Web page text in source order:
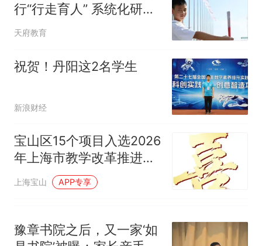
行“行走育人” 系统化研学
实践拓宽学生视野
天府教育
祝贺！丹阳这2名学生
新浪财经
宝山区15个项目入选2026
年上海市教学改革推进项
目
上海宝山 APP专享
豫章书院之后，又一家‘如